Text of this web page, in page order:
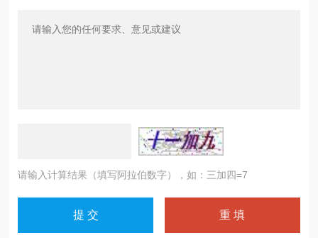
请输入计算结果（填写阿拉伯数字），如：三加四=7